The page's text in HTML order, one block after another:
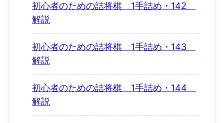
初心者のための詰将棋 1手詰め・142
解説
初心者のための詰将棋 1手詰め・143
解説
初心者のための詰将棋 1手詰め・144
解説